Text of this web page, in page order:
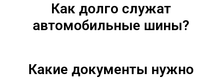
Как долго служат
автомобильные шины?
Какие документы нужно